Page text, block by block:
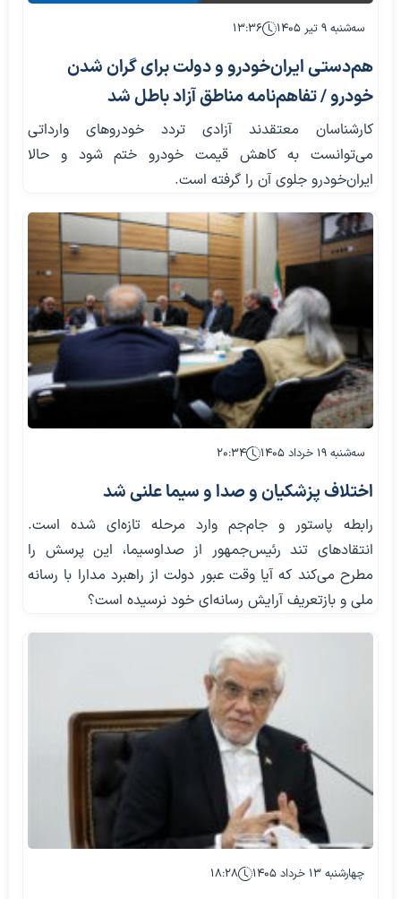
سه‌شنبه ۹ تیر ۱۴۰۵ ۱۳:۳۶
هم‌دستی ایران‌خودرو و دولت برای گران شدن
خودرو / تفاهم‌نامه مناطق آزاد باطل شد
کارشناسان معتقدند آزادی تردد خودروهای وارداتی
می‌توانست به کاهش قیمت خودرو ختم شود و حالا
ایران‌خودرو جلوی آن را گرفته است.
سه‌شنبه ۱۹ خرداد ۱۴۰۵ ۲۰:۳۴
اختلاف پزشکیان و صدا و سیما علنی شد
رابطه پاستور و جام‌جم وارد مرحله تازه‌ای شده است.
انتقادهای تند رئیس‌جمهور از صداوسیما، این پرسش را
مطرح می‌کند که آیا وقت عبور دولت از راهبرد مدارا با رسانه
ملی و بازتعریف آرایش رسانه‌ای خود نرسیده است؟
چهارشنبه ۱۳ خرداد ۱۴۰۵ ۱۸:۲۸